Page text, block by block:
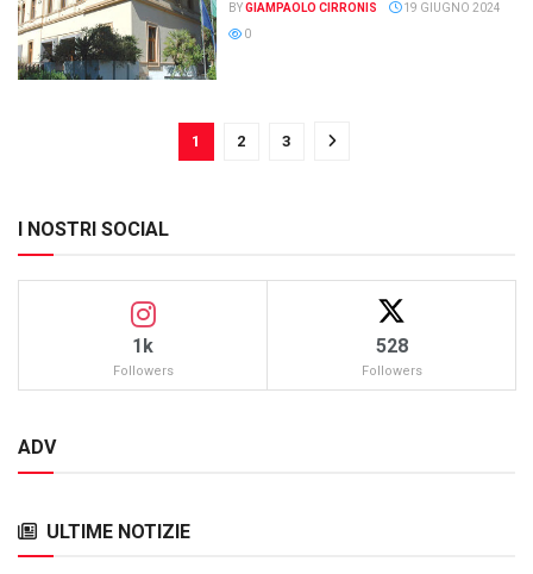
BYGIAMPAOLO CIRRONIS
19 GIUGNO 2024
0
1 2 3
I NOSTRI SOCIAL
1k
Followers
528
Followers
ADV
ULTIME NOTIZIE